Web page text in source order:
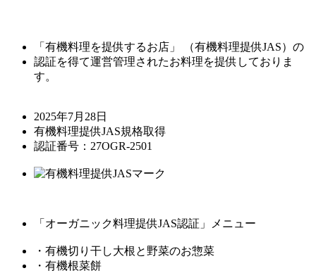
「有機料理を提供するお店」 （有機料理提供JAS）の
認証を得て運営管理されたお料理を提供しておりま
す。
2025年7月28日
有機料理提供JAS規格取得
認証番号：27OGR-2501
「オーガニック料理提供JAS認証」メニュー
・有機切り干し大根と野菜のお惣菜
・有機根菜餅